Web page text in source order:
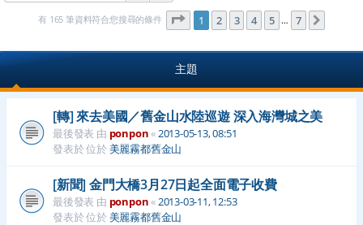
有 165 筆資料符合您搜尋的條件 1 頁 (共 7 頁)
1 2 3 4 5 … 7
主題
[轉] 來去美國／舊金山水陸巡遊 深入海灣城之美
最後發表 由 ponpon« 2013-05-13, 08:51
發表於 位於 美麗霧都舊金山
[新聞] 金門大橋3月27日起全面電子收費
最後發表 由 ponpon« 2013-03-11, 12:53
發表於 位於 美麗霧都舊金山